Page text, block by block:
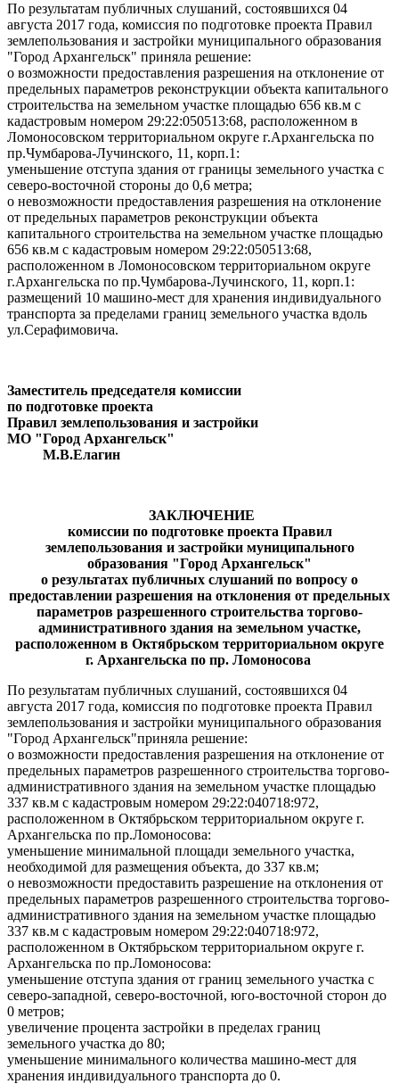
По результатам публичных слушаний, состоявшихся 04
августа 2017 года, комиссия по подготовке проекта Правил
землепользования и застройки муниципального образования
"Город Архангельск" приняла решение:
о возможности предоставления разрешения на отклонение от
предельных параметров реконструкции объекта капитального
строительства на земельном участке площадью 656 кв.м с
кадастровым номером 29:22:050513:68, расположенном в
Ломоносовском территориальном округе г.Архангельска по
пр.Чумбарова-Лучинского, 11, корп.1:
уменьшение отступа здания от границы земельного участка с
северо-восточной стороны до 0,6 метра;
о невозможности предоставления разрешения на отклонение
от предельных параметров реконструкции объекта
капитального строительства на земельном участке площадью
656 кв.м с кадастровым номером 29:22:050513:68,
расположенном в Ломоносовском территориальном округе
г.Архангельска по пр.Чумбарова-Лучинского, 11, корп.1:
размещений 10 машино-мест для хранения индивидуального
транспорта за пределами границ земельного участка вдоль
ул.Серафимовича.
Заместитель председателя комиссии
по подготовке проекта
Правил землепользования и застройки
МО "Город Архангельск"
М.В.Елагин
ЗАКЛЮЧЕНИЕ
комиссии по подготовке проекта Правил
землепользования и застройки муниципального
образования "Город Архангельск"
о результатах публичных слушаний по вопросу о
предоставлении разрешения на отклонения от предельных
параметров разрешенного строительства торгово-
административного здания на земельном участке,
расположенном в Октябрьском территориальном округе
г. Архангельска по пр. Ломоносова
По результатам публичных слушаний, состоявшихся 04
августа 2017 года, комиссия по подготовке проекта Правил
землепользования и застройки муниципального образования
"Город Архангельск"приняла решение:
о возможности предоставления разрешения на отклонение от
предельных параметров разрешенного строительства торгово-
административного здания на земельном участке площадью
337 кв.м с кадастровым номером 29:22:040718:972,
расположенном в Октябрьском территориальном округе г.
Архангельска по пр.Ломоносова:
уменьшение минимальной площади земельного участка,
необходимой для размещения объекта, до 337 кв.м;
о невозможности предоставить разрешение на отклонения от
предельных параметров разрешенного строительства торгово-
административного здания на земельном участке площадью
337 кв.м с кадастровым номером 29:22:040718:972,
расположенном в Октябрьском территориальном округе г.
Архангельска по пр.Ломоносова:
уменьшение отступа здания от границ земельного участка с
северо-западной, северо-восточной, юго-восточной сторон до
0 метров;
увеличение процента застройки в пределах границ
земельного участка до 80;
уменьшение минимального количества машино-мест для
хранения индивидуального транспорта до 0.